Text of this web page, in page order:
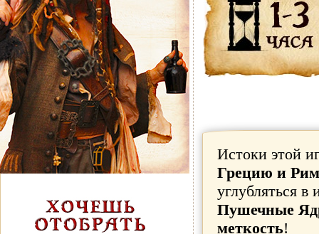
Истоки этой
Грецию и Рим
углубляться
Пушечные
меткость!